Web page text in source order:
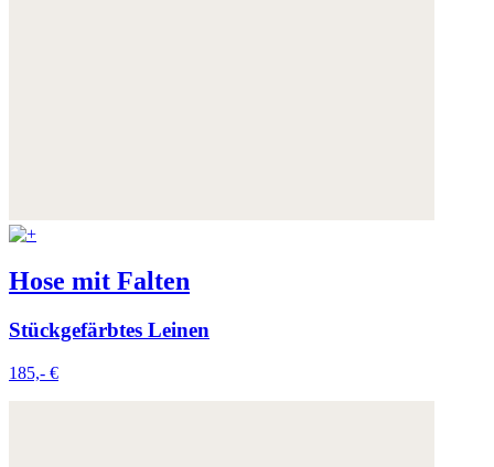
Hose mit Falten
Stückgefärbtes Leinen
185,- €